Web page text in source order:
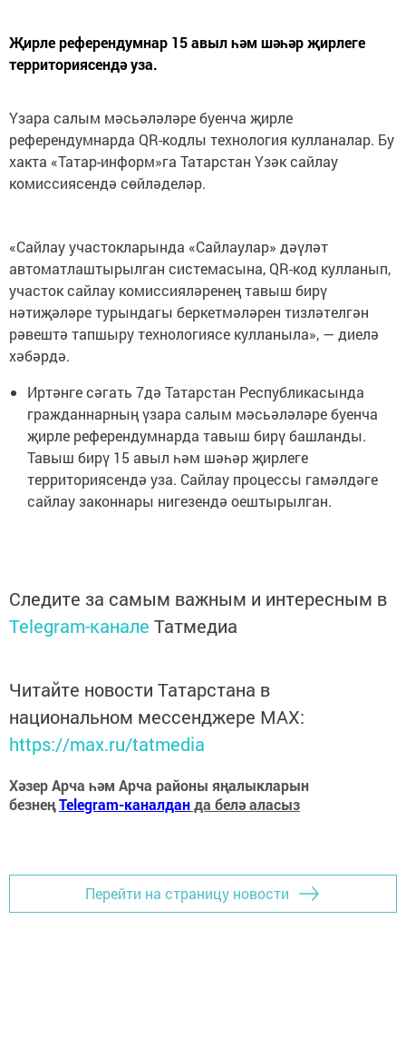
Җирле референдумнар 15 авыл һәм шәһәр җирлеге
территориясендә уза.
Үзара салым мәсьәләләре буенча җирле
референдумнарда QR-кодлы технология кулланалар. Бу
хакта «Татар-информ»га Татарстан Үзәк сайлау
комиссиясендә сөйләделәр.
«Сайлау участокларында «Сайлаулар» дәүләт
автоматлаштырылган системасына, QR-код кулланып,
участок сайлау комиссияләренең тавыш бирү
нәтиҗәләре турындагы беркетмәләрен тизләтелгән
рәвештә тапшыру технологиясе кулланыла», — диелә
хәбәрдә.
Иртәнге сәгать 7дә Татарстан Республикасында
гражданнарның үзара салым мәсьәләләре буенча
җирле референдумнарда тавыш бирү башланды.
Тавыш бирү 15 авыл һәм шәһәр җирлеге
территориясендә уза. Сайлау процессы гамәлдәге
сайлау законнары нигезендә оештырылган.
Следите за самым важным и интересным в
Telegram-канале Татмедиа
Читайте новости Татарстана в
национальном мессенджере MАХ:
https://max.ru/tatmedia
Хәзер Арча һәм Арча районы яңалыкларын
безнеңTelegram-каналданда белә аласыз
Перейти на страницу новости